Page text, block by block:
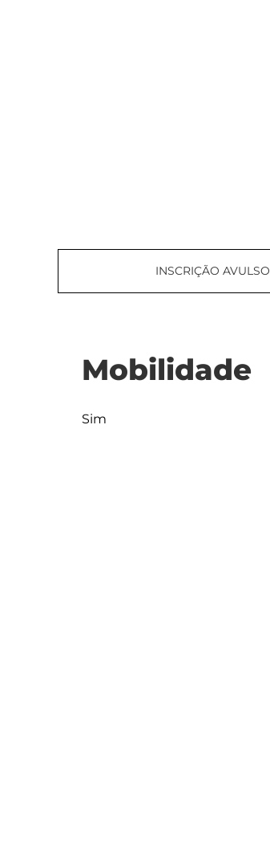
INSCRIÇÃO AVULSO
Mobilidade
Sim